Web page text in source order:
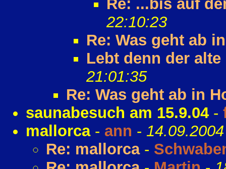
Re: ...bis auf
22:10:23
Re: Was geht ab
Lebt denn der
21:01:35
Re: Was geht ab in
saunabesuch am 15.9.04 -
mallorca- ann -
Re: mallorca-